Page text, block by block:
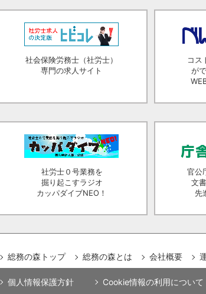
社会保険労務士（社労士）
専門の求人サイト
コス
が
社労士０号業務を
掘り起こすラジオ
カッパダイブNEO！
官公
文
先
総務の森トップ 総務の森とは 会社概要
個人情報保護方針 Cookie情報の利用について